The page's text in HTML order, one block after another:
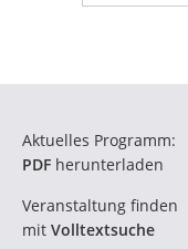
Aktuelles Programm:
PDF herunterladen
Veranstaltung finden
mit Volltextsuche